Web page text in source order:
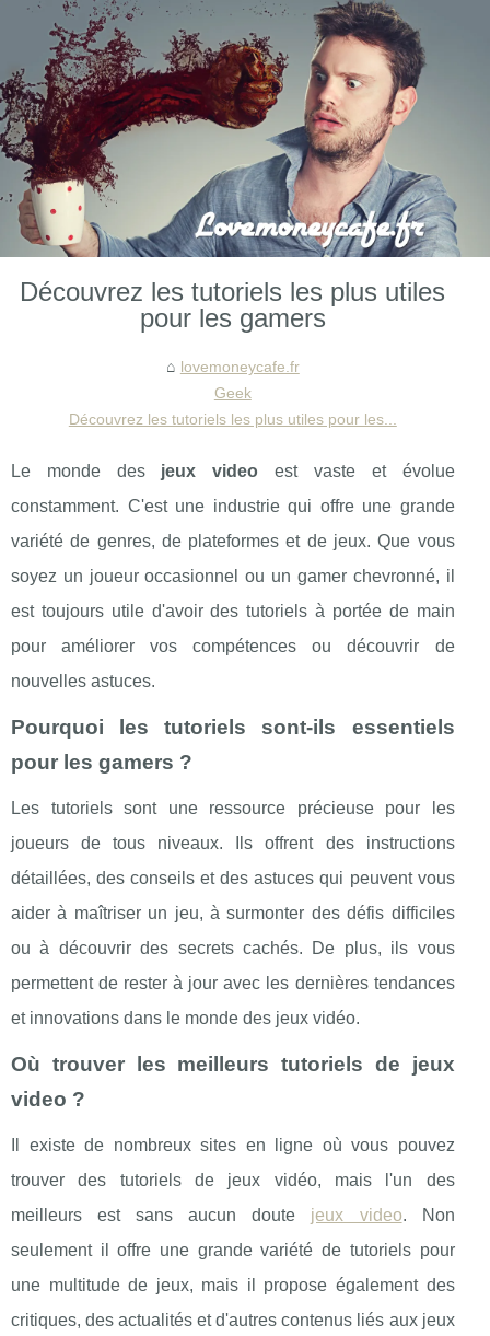
Découvrez les tutoriels les plus utiles
pour les gamers
lovemoneycafe.fr
Geek
Découvrez les tutoriels les plus utiles pour les...
Le monde des jeux video est vaste et évolue
constamment. C'est une industrie qui offre une grande
variété de genres, de plateformes et de jeux. Que vous
soyez un joueur occasionnel ou un gamer chevronné, il
est toujours utile d'avoir des tutoriels à portée de main
pour améliorer vos compétences ou découvrir de
nouvelles astuces.
Pourquoi les tutoriels sont-ils essentiels
pour les gamers ?
Les tutoriels sont une ressource précieuse pour les
joueurs de tous niveaux. Ils offrent des instructions
détaillées, des conseils et des astuces qui peuvent vous
aider à maîtriser un jeu, à surmonter des défis difficiles
ou à découvrir des secrets cachés. De plus, ils vous
permettent de rester à jour avec les dernières tendances
et innovations dans le monde des jeux vidéo.
Où trouver les meilleurs tutoriels de jeux
video ?
Il existe de nombreux sites en ligne où vous pouvez
trouver des tutoriels de jeux vidéo, mais l'un des
meilleurs est sans aucun doute jeux video. Non
seulement il offre une grande variété de tutoriels pour
une multitude de jeux, mais il propose également des
critiques, des actualités et d'autres contenus liés aux jeux